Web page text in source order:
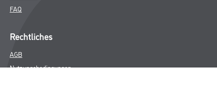
FAQ
Rechtliches
AGB
Nutzungsbedingungen